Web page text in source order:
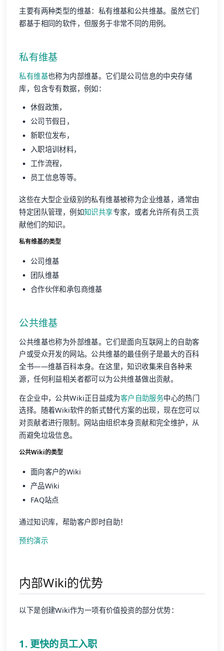
主要有两种类型的维基：私有维基和公共维基。虽然它们
都基于相同的软件，但服务于非常不同的用例。
私有维基
私有维基也称为内部维基。它们是公司信息的中央存储
库，包含专有数据，例如：
休假政策，
公司节假日，
新职位发布，
入职培训材料，
工作流程，
员工信息等等。
这些在大型企业级别的私有维基被称为企业维基，通常由
特定团队管理，例如知识共享专家，或者允许所有员工贡
献他们的知识。
私有维基的类型
公司维基
团队维基
合作伙伴和承包商维基
公共维基
公共维基也称为外部维基。它们是面向互联网上的自助客
户或受众开发的网站。公共维基的最佳例子是最大的百科
全书——维基百科本身。在这里，知识收集来自各种来
源，任何利益相关者都可以为公共维基做出贡献。
在企业中，公共Wiki正日益成为客户自助服务中心的热门
选择。随着Wiki软件的新式替代方案的出现，现在您可以
对贡献者进行限制。网站由组织本身贡献和完全维护，从
而避免垃圾信息。
公共Wiki的类型
面向客户的Wiki
产品Wiki
FAQ站点
通过知识库，帮助客户即时自助！
预约演示
内部Wiki的优势
以下是创建Wiki作为一项有价值投资的部分优势：
1. 更快的员工入职